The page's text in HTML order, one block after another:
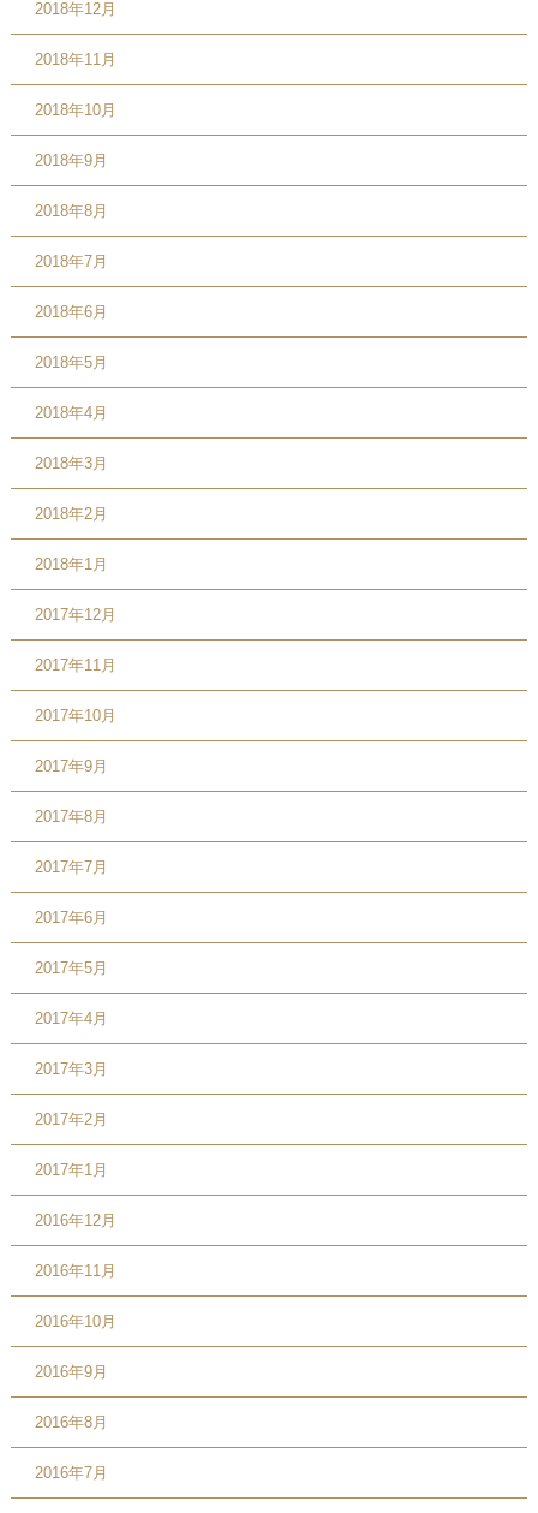
2018年12月
2018年11月
2018年10月
2018年9月
2018年8月
2018年7月
2018年6月
2018年5月
2018年4月
2018年3月
2018年2月
2018年1月
2017年12月
2017年11月
2017年10月
2017年9月
2017年8月
2017年7月
2017年6月
2017年5月
2017年4月
2017年3月
2017年2月
2017年1月
2016年12月
2016年11月
2016年10月
2016年9月
2016年8月
2016年7月